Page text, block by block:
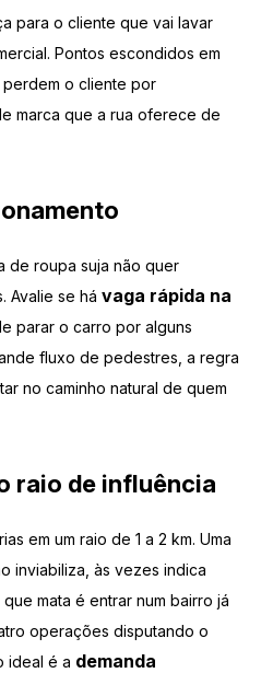
para o cliente que vai lavar
Pontos escondidos em
o cliente por
marca que a rua oferece de
de roupa suja não quer
Avalie se há vaga rápida na
parar o carro por alguns
fluxo de pedestres, a regra
no caminho natural de quem
raio de influência
em um raio de 1 a 2 km. Uma
inviabiliza, às vezes indica
mata é entrar num bairro já
operações disputando o
ideal é a demanda